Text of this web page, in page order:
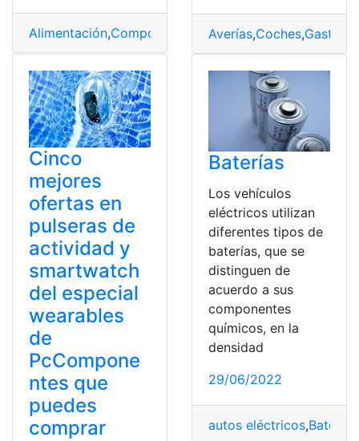
Alimentación,Componentes Computadora,Energía
Averías,Coches,Gastos
Cinco
mejores
ofertas en
pulseras de
actividad y
smartwatch
del especial
wearables
de
PcCompone
ntes que
puedes
comprar
Baterías
Los vehículos
eléctricos utilizan
diferentes tipos de
baterías, que se
distinguen de
acuerdo a sus
componentes
químicos, en la
densidad
29/06/2022
autos eléctricos,Baterías